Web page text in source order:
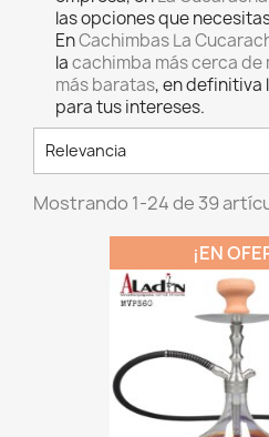
las opciones que
EnCachimbas La
lacachimba más cerca de
más baratas, en definitiva
para tus intereses.
Relevancia
Mostrando 1-24 de 39
¡EN